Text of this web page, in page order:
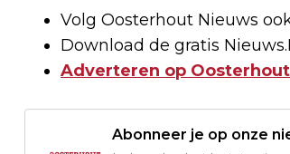
Volg Oosterhout Nieuws
Download de gratis
Adverteren op
Abonneer je op onze